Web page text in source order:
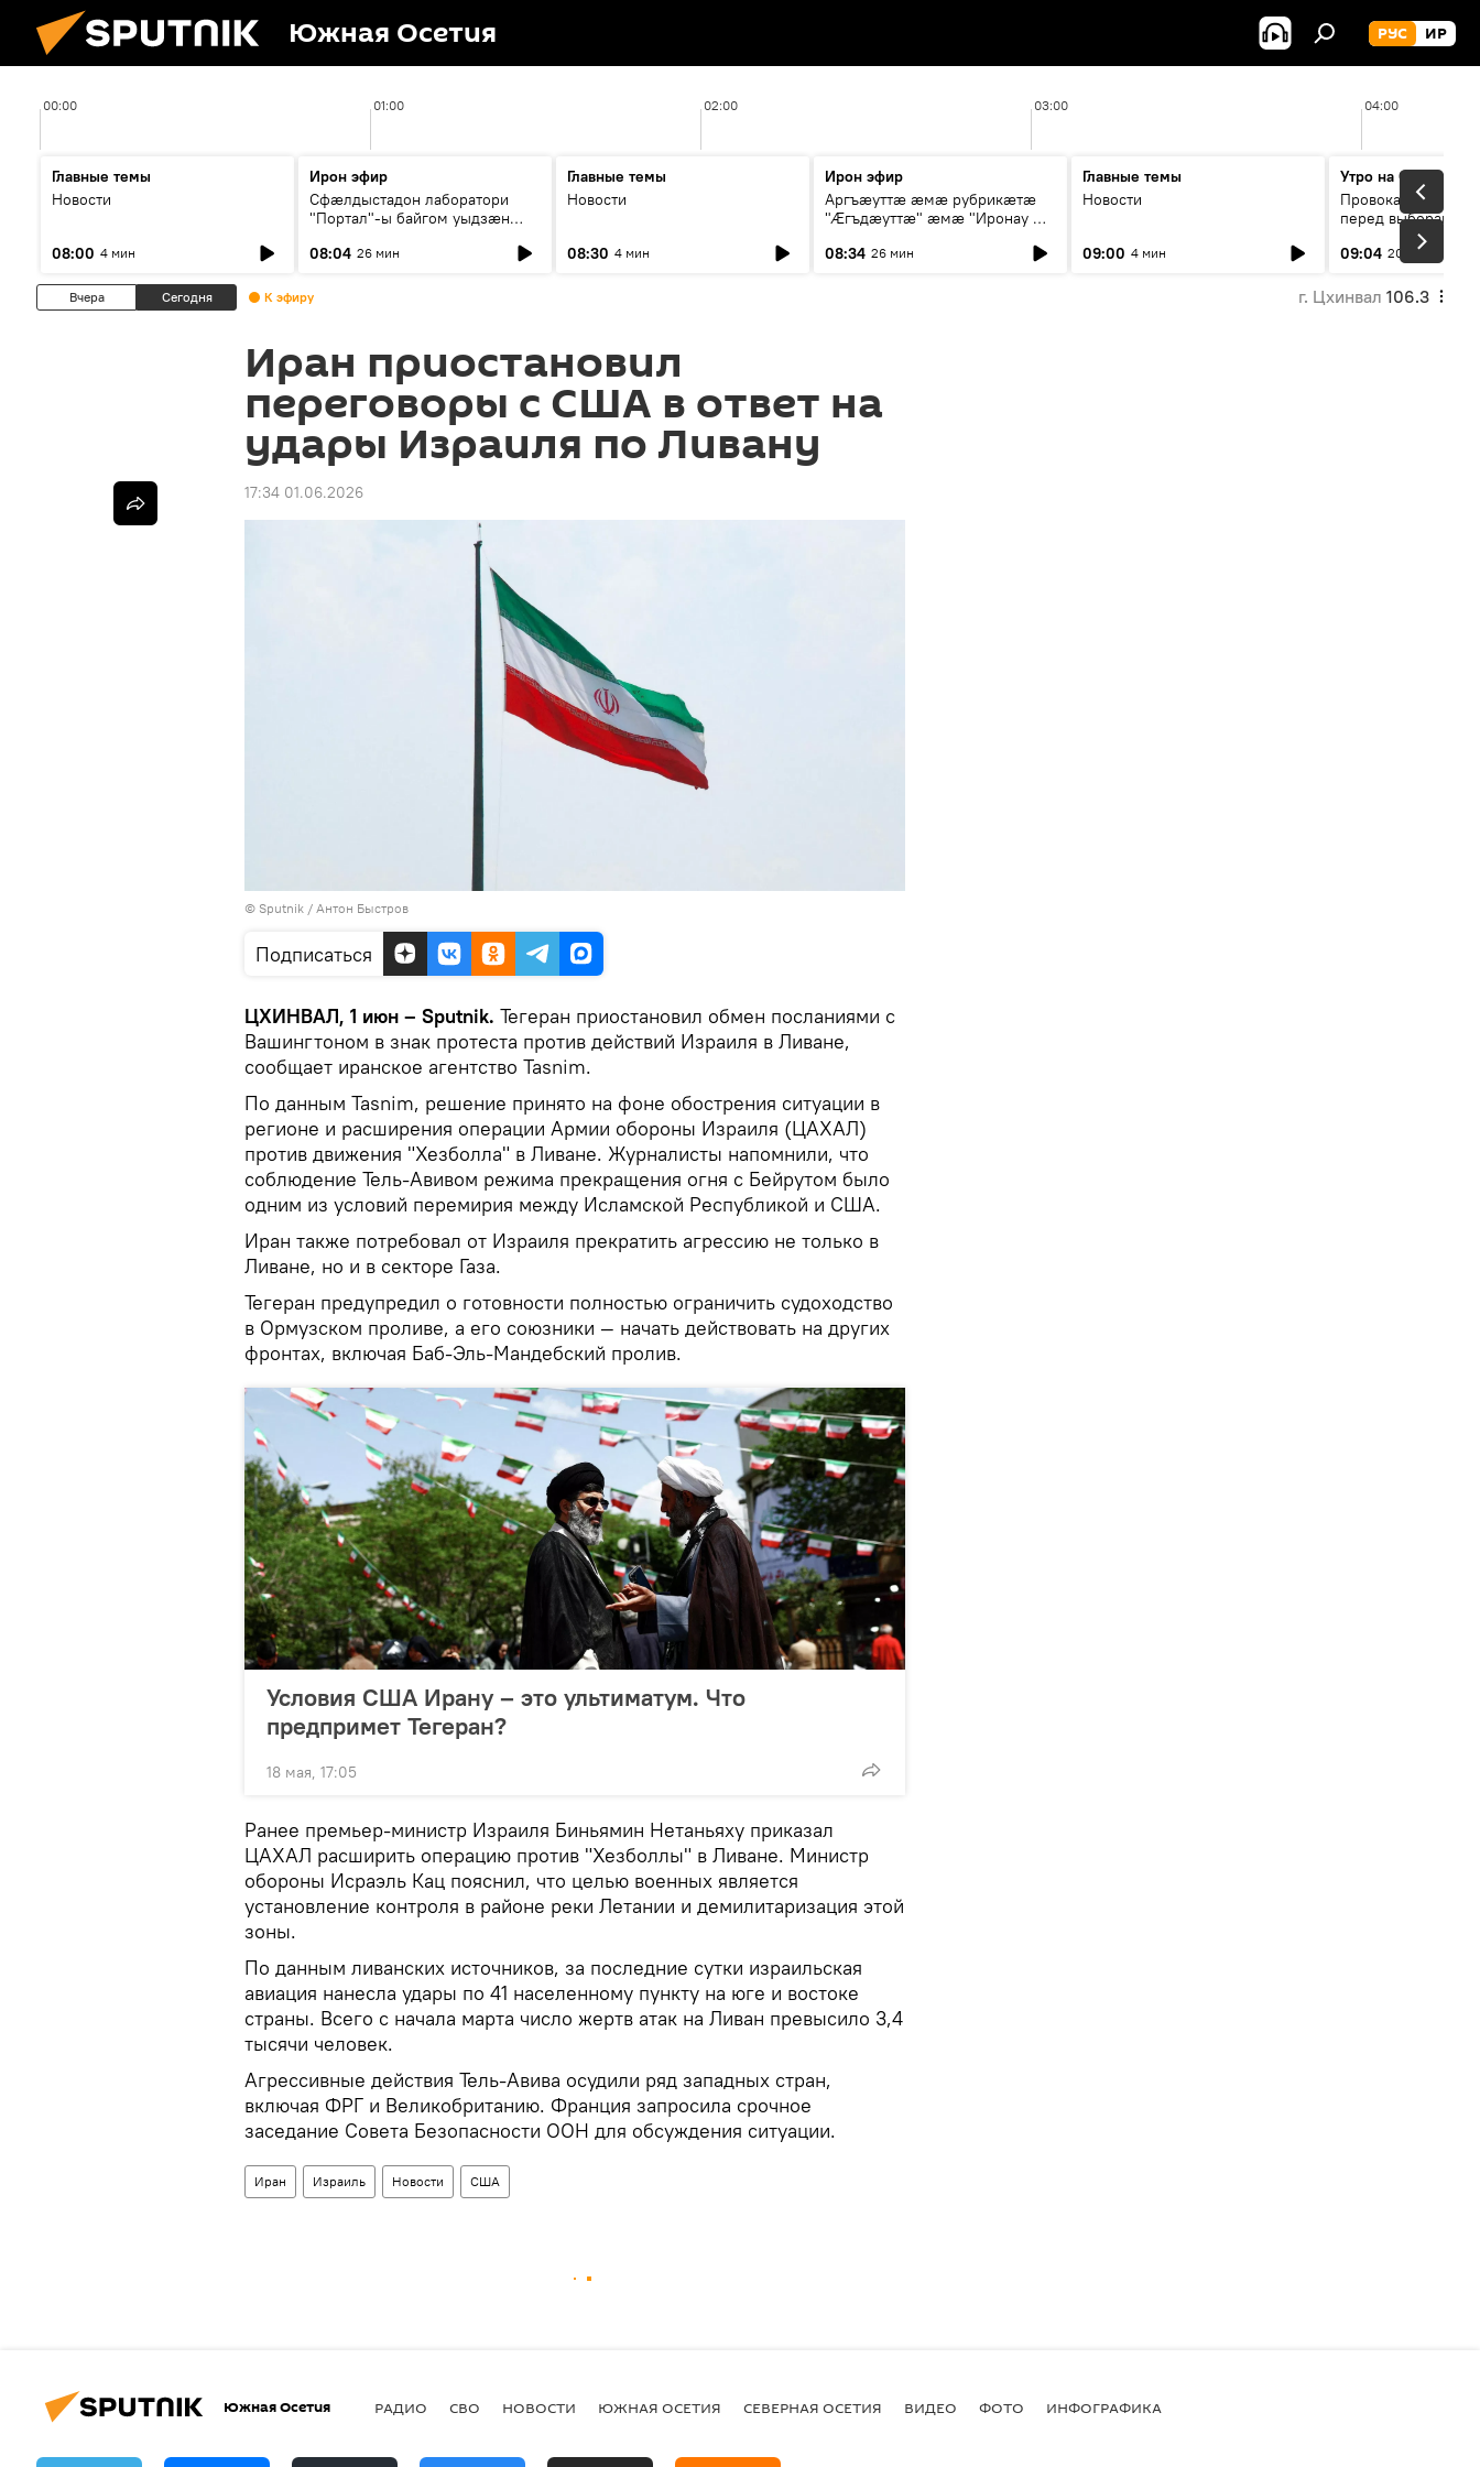
Южная Осетия РУС ИР
00:00 01:00 02:00 03:00 04:00
Главные темы
Новости
08:00 4 мин
Ирон эфир
Сфæлдыстадон лаборатори
"Портал"-ы байгом уыдзæн
Æхсары куыстыты равдыст
08:04 26 мин
Главные темы
Новости
08:30 4 мин
Ирон эфир
Аргъæуттæ æмæ рубрикæтæ
"Æгъдæуттæ" æмæ "Иронау æй
08:34 26 мин
Главные темы
Новости
09:00 4 мин
Утро на Спутнике
Провокации со
перед выборами в
09:04 20 мин
Вчера Сегодня К эфиру г. Цхинвал 106.3
Иран приостановил
переговоры с США в ответ на
удары Израиля по Ливану
17:34 01.06.2026
© Sputnik / Антон Быстров
Подписаться
ЦХИНВАЛ, 1 июн – Sputnik. Тегеран приостановил обмен посланиями с
Вашингтоном в знак протеста против действий Израиля в Ливане,
сообщает иранское агентство Tasnim.
По данным Tasnim, решение принято на фоне обострения ситуации в
регионе и расширения операции Армии обороны Израиля (ЦАХАЛ)
против движения "Хезболла" в Ливане. Журналисты напомнили, что
соблюдение Тель-Авивом режима прекращения огня с Бейрутом было
одним из условий перемирия между Исламской Республикой и США.
Иран также потребовал от Израиля прекратить агрессию не только в
Ливане, но и в секторе Газа.
Тегеран предупредил о готовности полностью ограничить судоходство
в Ормузском проливе, а его союзники — начать действовать на других
фронтах, включая Баб-Эль-Мандебский пролив.
Условия США Ирану – это ультиматум. Что
предпримет Тегеран?
18 мая, 17:05
Ранее премьер-министр Израиля Биньямин Нетаньяху приказал
ЦАХАЛ расширить операцию против "Хезболлы" в Ливане. Министр
обороны Исраэль Кац пояснил, что целью военных является
установление контроля в районе реки Летании и демилитаризация этой
зоны.
По данным ливанских источников, за последние сутки израильская
авиация нанесла удары по 41 населенному пункту на юге и востоке
страны. Всего с начала марта число жертв атак на Ливан превысило 3,4
тысячи человек.
Агрессивные действия Тель-Авива осудили ряд западных стран,
включая ФРГ и Великобританию. Франция запросила срочное
заседание Совета Безопасности ООН для обсуждения ситуации.
Иран Израиль Новости США
Южная Осетия РАДИО СВО НОВОСТИ ЮЖНАЯ ОСЕТИЯ СЕВЕРНАЯ ОСЕТИЯ ВИДЕО ФОТО ИНФОГРАФИКА